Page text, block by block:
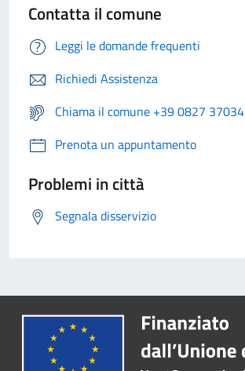
Contatta il comune
Leggi le domande frequenti
Richiedi Assistenza
Chiama il comune +39 0827 37034
Prenota un appuntamento
Problemi in città
Segnala disservizio